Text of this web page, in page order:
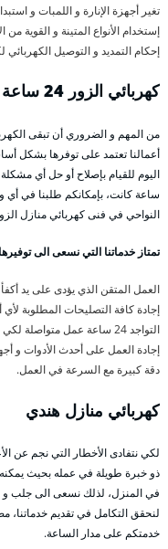
تغير أجهزة الإنارة و اللمبات و
إستخدام الأنواع المتينة و القوية من
إحكام التمديد و التوصيل الكهربائي
كهربائي الزور 24 ساعة
من المهم و الضروري أن تبقى
أعمالنا تعتمد على توفرها بشكل
اليوم للقيام بإصلاح أو حل أي
النواحي في فنى كهربائي منازل
تمتاز خدماتنا التي نسعى الى
العمل المتقن الذي يؤدى على يد
إجادة كافة التصليحات المطلوبة لأي
التواجد 24 ساعة عمل متواصلة لكي نلبي أي خدمة قد تحتاجونها.
إجادة العمل على أحدث الأدوات و
دقة كبيرة مع السرعة في العمل.
كهربائي منازل هندي
لكي نتفادى الأخطار التي نجم عن
ذو خبرة طويلة في عمله بحيث يمكنه
في المنزل، لذلك نسعى الى جلب
لنحقق التكامل في تقديم
خدمتكم على مدار الساعة.